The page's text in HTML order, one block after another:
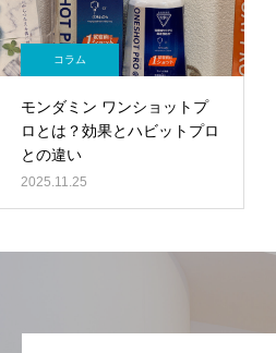
コラム
モンダミン ワンショットプ
ロとは？効果とハビットプロ
との違い
2025.11.25